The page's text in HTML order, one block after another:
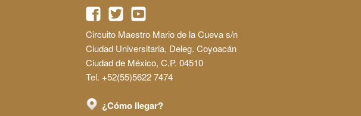
Circuito Maestro Mario de la Cueva s/n
Ciudad Universitaria, Deleg. Coyoacán
Ciudad de México, C.P. 04510
Tel. +52(55)5622 7474
¿Cómo llegar?